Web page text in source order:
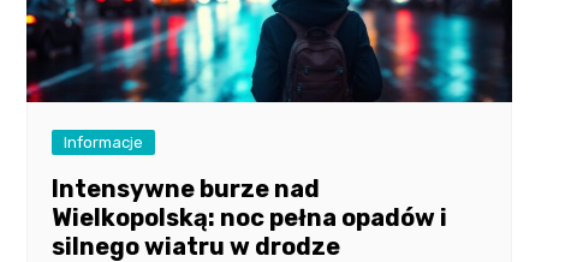
Informacje
Intensywne burze nad
Wielkopolską: noc pełna opadów i
silnego wiatru w drodze